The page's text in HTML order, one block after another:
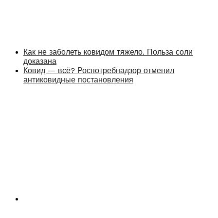
Как не заболеть ковидом тяжело. Польза соли
доказана
Ковид — всё? Роспотребнадзор отменил
антиковидные постановления